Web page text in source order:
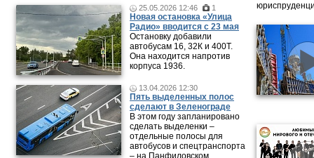
25.05.2026 12:46 1
Новая остановка «Улица
Радио» вводится с 23 мая
Остановку добавили
автобусам 16, 32К и 400Т.
Она находится напротив
корпуса 1936.
13.04.2026 12:30
Пять выделенных полос
сделают в Зеленограде
В этом году запланировано
сделать выделенки –
отдельные полосы для
автобусов и спецтранспорта
– на Панфиловском